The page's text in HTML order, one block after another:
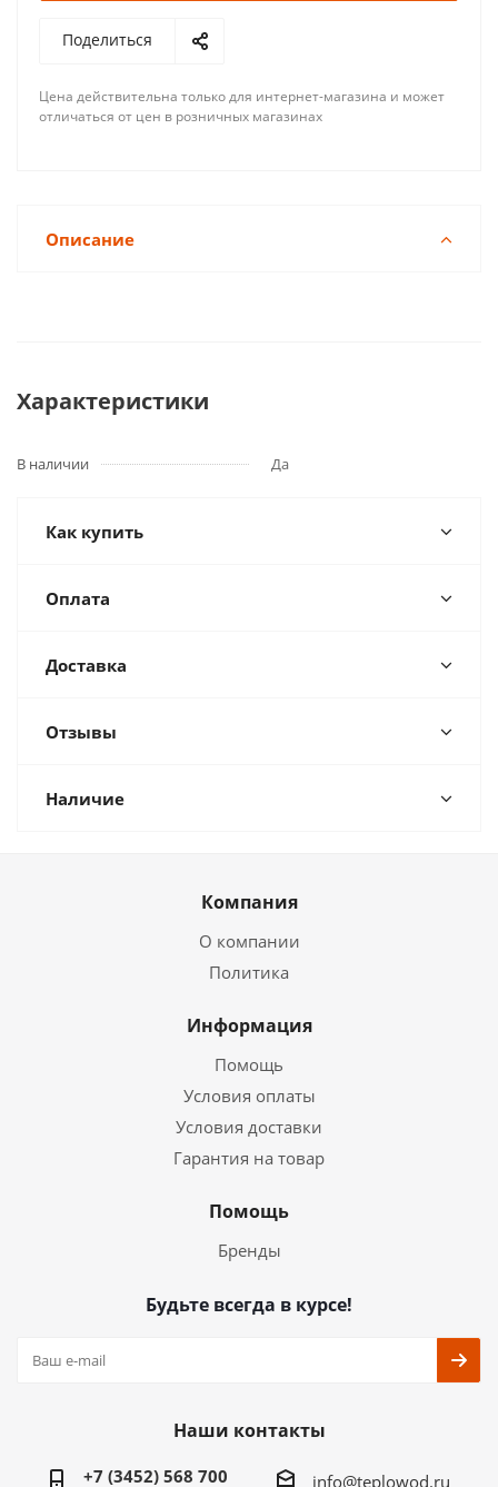
Поделиться
Цена действительна только для интернет-магазина и может
отличаться от цен в розничных магазинах
Описание
Характеристики
В наличии Да
Как купить
Оплата
Доставка
Отзывы
Наличие
Компания
О компании
Политика
Информация
Помощь
Условия оплаты
Условия доставки
Гарантия на товар
Помощь
Бренды
Будьте всегда в курсе!
Наши контакты
+7 (3452) 568 700 info@teplowod.ru